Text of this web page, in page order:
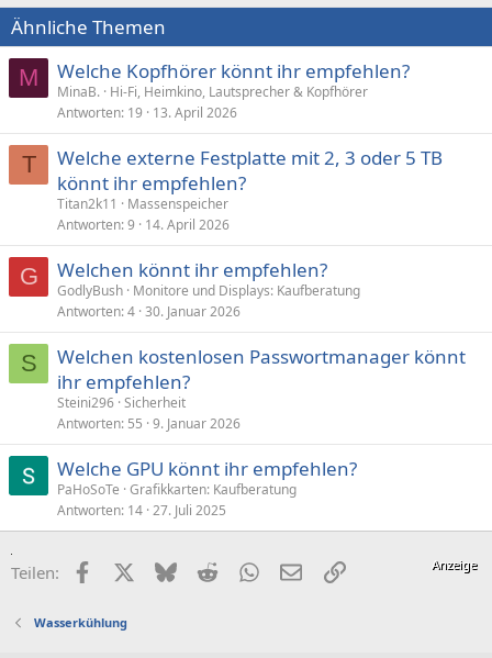
Ähnliche Themen
M Welche Kopfhörer könnt ihr empfehlen?
MinaB. Hi-Fi, Heimkino, Lautsprecher & Kopfhörer
Antworten 19 13. April 2026
T
Welche externe Festplatte mit 2, 3 oder 5 TB
könnt ihr empfehlen?
Titan2k11
Massenspeicher
Antworten 9 14. April 2026
G Welchen könnt ihr empfehlen?
GodlyBush Monitore und Displays: Kaufberatung
Antworten 4 30. Januar 2026
S
Welchen kostenlosen Passwortmanager könnt
ihr empfehlen?
Steini296 Sicherheit
Antworten 55 9. Januar 2026
Welche GPU könnt ihr empfehlen?
PaHoSoTe Grafikkarten: Kaufberatung
Antworten 14 27. Juli 2025
Teilen: FacebookX (Twitter)
BlueskyRedditWhatsApp
E-MailLink
Wasserkühlung